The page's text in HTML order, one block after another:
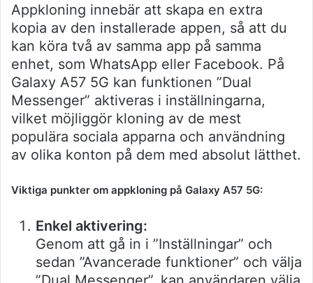
Appkloning innebär att skapa en extra
kopia av den installerade appen, så att du
kan köra två av samma app på samma
enhet, som WhatsApp eller Facebook. På
Galaxy A57 5G kan funktionen ”Dual
Messenger” aktiveras i inställningarna,
vilket möjliggör kloning av de mest
populära sociala apparna och användning
av olika konton på dem med absolut lätthet.
Viktiga punkter om appkloning på Galaxy A57 5G:
Enkel aktivering:
Genom att gå in i ”Inställningar” och
sedan ”Avancerade funktioner” och välja